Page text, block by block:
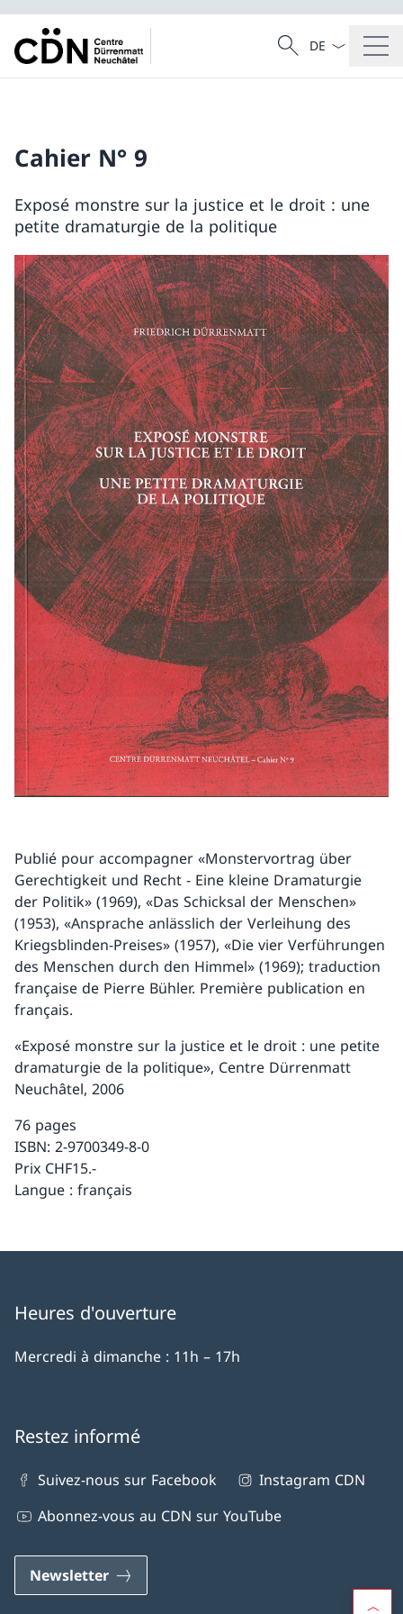
Recherche
Recherche
La langue
Cahier N° 9
Exposé monstre sur la justice et le droit : une
petite dramaturgie de la politique
Publié pour accompagner «Monstervortrag über
Gerechtigkeit und Recht - Eine kleine Dramaturgie
der Politik» (1969), «Das Schicksal der Menschen»
(1953), «Ansprache anlässlich der Verleihung des
Kriegsblinden-Preises» (1957), «Die vier Verführungen
des Menschen durch den Himmel» (1969); traduction
française de Pierre Bühler. Première publication en
français.
«Exposé monstre sur la justice et le droit : une petite
dramaturgie de la politique», Centre Dürrenmatt
Neuchâtel, 2006
76 pages
ISBN: 2-9700349-8-0
Prix CHF15.-
Langue : français
Heures d'ouverture
Mercredi à dimanche : 11h – 17h
Restez informé
Suivez-nous sur Facebook
Instagram CDN
Abonnez-vous au CDN sur YouTube
Newsletter